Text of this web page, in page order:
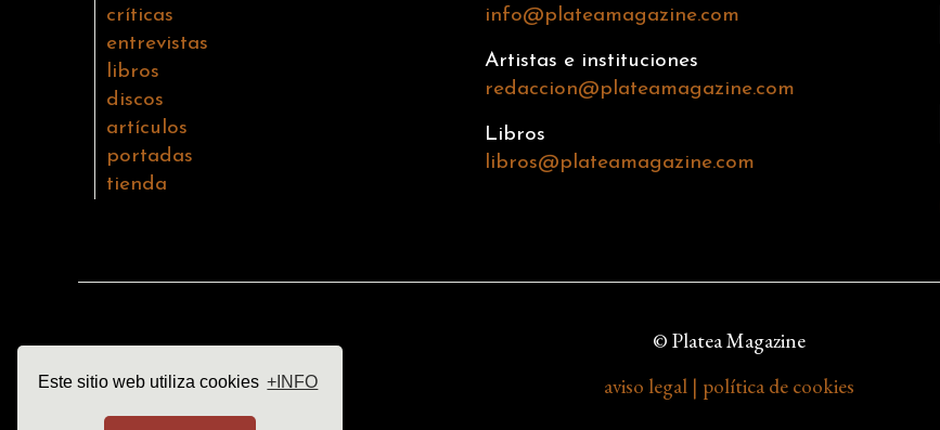
Este sitio web utiliza cookies +INFO
críticas
entrevistas
libros
discos
artículos
portadas
tienda
info@plateamagazine.com
Artistas e instituciones
redaccion@plateamagazine.com
Libros
libros@plateamagazine.com
© Platea Magazine
aviso legal | política de cookies